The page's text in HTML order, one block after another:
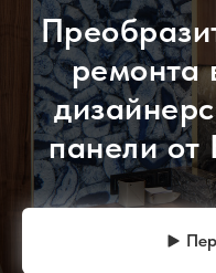
ремонта
панели от